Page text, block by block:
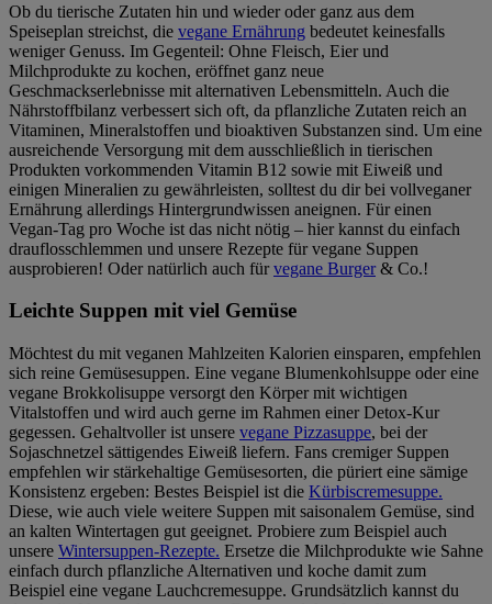
Ob du tierische Zutaten hin und wieder oder ganz aus dem
Speiseplan streichst, die vegane Ernährung bedeutet keinesfalls
weniger Genuss. Im Gegenteil: Ohne Fleisch, Eier und
Milchprodukte zu kochen, eröffnet ganz neue
Geschmackserlebnisse mit alternativen Lebensmitteln. Auch die
Nährstoffbilanz verbessert sich oft, da pflanzliche Zutaten reich an
Vitaminen, Mineralstoffen und bioaktiven Substanzen sind. Um eine
ausreichende Versorgung mit dem ausschließlich in tierischen
Produkten vorkommenden Vitamin B12 sowie mit Eiweiß und
einigen Mineralien zu gewährleisten, solltest du dir bei vollveganer
Ernährung allerdings Hintergrundwissen aneignen. Für einen
Vegan-Tag pro Woche ist das nicht nötig – hier kannst du einfach
drauflosschlemmen und unsere Rezepte für vegane Suppen
ausprobieren! Oder natürlich auch fürvegane Burger& Co.!
Leichte Suppen mit viel Gemüse
Möchtest du mit veganen Mahlzeiten Kalorien einsparen, empfehlen
sich reine Gemüsesuppen. Eine vegane Blumenkohlsuppe oder eine
vegane Brokkolisuppe versorgt den Körper mit wichtigen
Vitalstoffen und wird auch gerne im Rahmen einer Detox-Kur
gegessen. Gehaltvoller ist unsere vegane Pizzasuppe, bei der
Sojaschnetzel sättigendes Eiweiß liefern. Fans cremiger Suppen
empfehlen wir stärkehaltige Gemüsesorten, die püriert eine sämige
Konsistenz ergeben: Bestes Beispiel ist die Kürbiscremesuppe.
Diese, wie auch viele weitere Suppen mit saisonalem Gemüse, sind
an kalten Wintertagen gut geeignet. Probiere zum Beispiel auch
unsere Wintersuppen-Rezepte. Ersetze die Milchprodukte wie Sahne
einfach durch pflanzliche Alternativen und koche damit zum
Beispiel eine vegane Lauchcremesuppe. Grundsätzlich kannst du